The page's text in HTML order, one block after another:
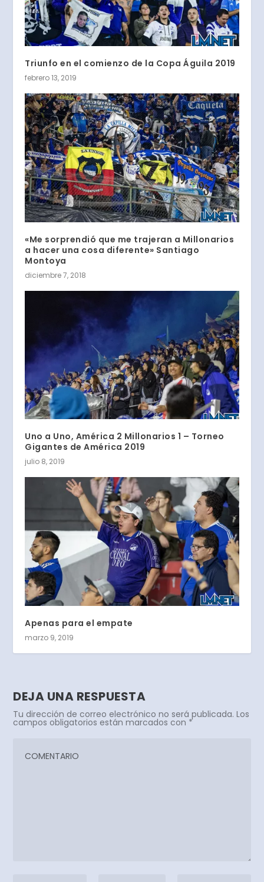
Triunfo en el comienzo de la Copa Águila 2019
febrero 13, 2019
«Me sorprendió que me trajeran a Millonarios
a hacer una cosa diferente» Santiago
Montoya
diciembre 7, 2018
Uno a Uno, América 2 Millonarios 1 – Torneo
Gigantes de América 2019
julio 8, 2019
Apenas para el empate
marzo 9, 2019
DEJA UNA RESPUESTA
Tu dirección de correo electrónico no será publicada. Los
campos obligatorios están marcados con *